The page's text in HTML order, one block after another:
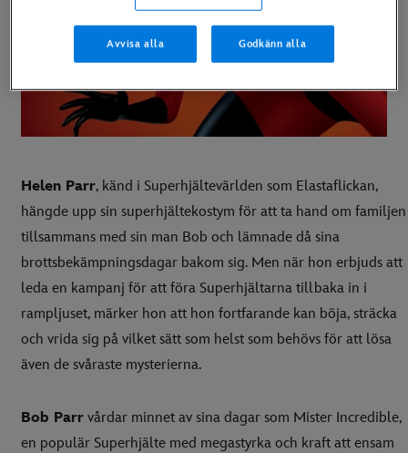
Helen Parr, känd i Superhjältevärlden som Elastaflickan,
hängde upp sin superhjältekostym för att ta hand om familjen
tillsammans med sin man Bob och lämnade då sina
brottsbekämpningsdagar bakom sig. Men när hon erbjuds att
leda en kampanj för att föra Superhjältarna tillbaka in i
rampljuset, märker hon att hon fortfarande kan böja, sträcka
och vrida sig på vilket sätt som helst som behövs för att lösa
även de svåraste mysterierna.
Bob Parr vårdar minnet av sina dagar som Mister Incredible,
en populär Superhjälte med megastyrka och kraft att ensam
Avvisa alla Godkänn alla